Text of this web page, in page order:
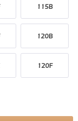
115B
120B
120F